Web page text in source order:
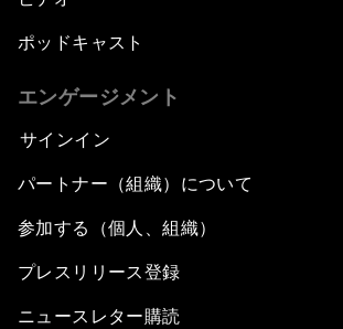
ポッドキャスト
エンゲージメント
サインイン
パートナー（組織）について
参加する（個人、組織）
プレスリリース登録
ニュースレター購読